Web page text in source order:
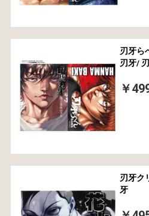
刃牙ら
刃牙/
￥
刃牙ク
牙